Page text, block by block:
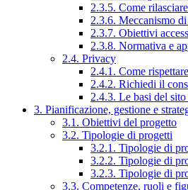
2.3.5. Come
2.3.6. Meccanismo
2.3.7. Obiettivi
2.3.8. Normativa e
2.4. Privacy
2.4.1. Come
2.4.2. Richiedi il
2.4.3. Le basi del
3. Pianificazione, gestione e
3.1. Obiettivi del progetto
3.2. Tipologie di progetti
3.2.1. Tipologie di
3.2.2. Tipologie di
3.2.3. Tipologie di
3.3. Competenze, ruoli e